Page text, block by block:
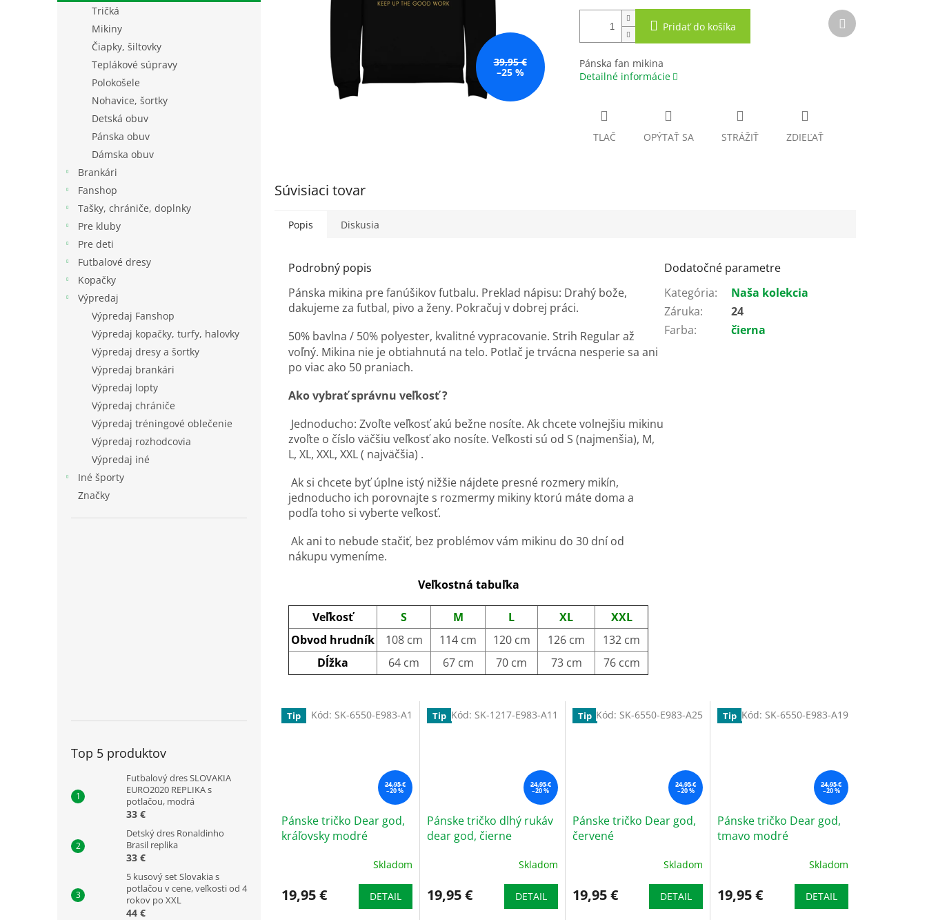
Tričká
Mikiny
Čiapky, šiltovky
Teplákové súpravy
Polokošele
Nohavice, šortky
Detská obuv
Pánska obuv
Dámska obuv
Brankári
Fanshop
Tašky, chrániče, doplnky
Pre kluby
Pre deti
Futbalové dresy
Kopačky
Výpredaj
Výpredaj Fanshop
Výpredaj kopačky, turfy, halovky
Výpredaj dresy a šortky
Výpredaj brankári
Výpredaj lopty
Výpredaj chrániče
Výpredaj tréningové oblečenie
Výpredaj rozhodcovia
Výpredaj iné
Iné športy
Značky
Top 5 produktov
Futbalový dres SLOVAKIA
EURO2020 REPLIKA s
potlačou, modrá
33 €
Detský dres Ronaldinho
Brasil replika
33 €
5 kusový set Slovakia s
potlačou v cene, veľkosti od 4
rokov po XXL
44 €
39,95 €
–25 %
Pridať do košíka
Pánska fan mikina
Detailné informácie
TLAČ OPÝTAŤ SA STRÁŽIŤ ZDIEĽAŤ
Súvisiaci tovar
Ďalší
produkt
Popis Diskusia
Podrobný popis
Pánska mikina pre fanúšikov futbalu. Preklad nápisu: Drahý bože,
dakujeme za futbal, pivo a ženy. Pokračuj v dobrej práci.
50% bavlna / 50% polyester, kvalitné vypracovanie. Strih Regular až
voľný. Mikina nie je obtiahnutá na telo. Potlač je trvácna nesperie sa ani
po viac ako 50 praniach.
Ako vybrať správnu veľkosť ?
Jednoducho: Zvoľte veľkosť akú bežne nosíte. Ak chcete volnejšiu mikinu
zvoľte o číslo väčšiu veľkosť ako nosíte. Veľkosti sú od S (najmenšia), M,
L, XL, XXL, XXL ( najväčšia) .
Ak si chcete byť úplne istý nižšie nájdete presné rozmery mikín,
jednoducho ich porovnajte s rozmermy mikiny ktorú máte doma a
podľa toho si vyberte veľkosť.
Ak ani to nebude stačiť, bez problémov vám mikinu do 30 dní od
nákupu vymeníme.
Veľkostná tabuľka
Veľkosť S M L XL
XXL
Obvod hrudník
108 cm 114 cm 120 cm 126 cm
132 cm
Dĺžka
64 cm 67 cm 70 cm 73 cm 76 ccm
Dodatočné parametre
Kategória:
Naša kolekcia
Záruka:
24
Farba: čierna
Tip
24,95 €
–20 %
Pánske tričko Dear god,
kráľovsky modré
Skladom
19,95 € DETAIL
Kód: SK-6550-E983-A1 Tip
24,95 €
–20 %
Pánske tričko dlhý rukáv
dear god, čierne
Skladom
19,95 € DETAIL
Kód: SK-1217-E983-A11 Tip
24,95 €
–20 %
Pánske tričko Dear god,
červené
Skladom
19,95 € DETAIL
Kód: SK-6550-E983-A25 Tip
24,95 €
–20 %
Pánske tričko Dear god,
tmavo modré
Skladom
19,95 € DETAIL
Kód: SK-6550-E983-A19